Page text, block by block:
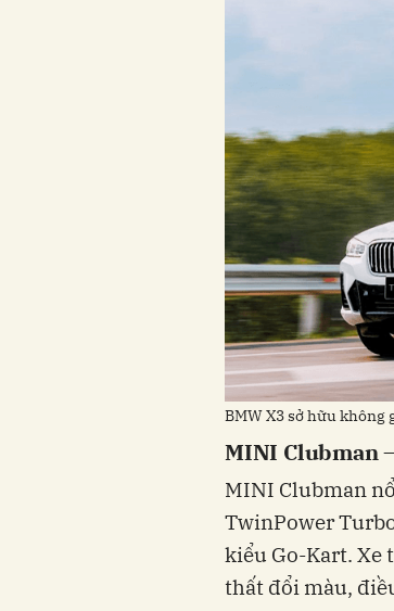
BMW X3 sở hữu
MINI Clubman
MINI Clubman
TwinPower
kiểu Go-Kart. Xe
thất đổi màu,